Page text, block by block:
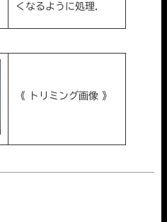
くなるように処理．
《 トリミング画像 》